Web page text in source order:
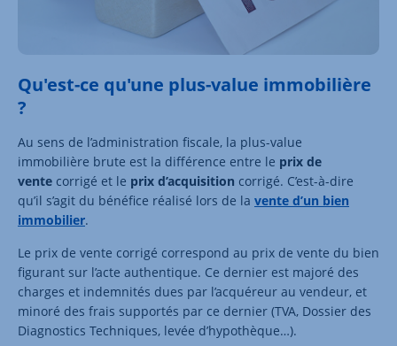
Qu'est-ce qu'une plus-value immobilière
?
Au sens de l’administration fiscale, la plus-value
immobilière brute est la différence entre le prix de
vente corrigé et le prix d’acquisition corrigé. C’est-à-dire
qu’il s’agit du bénéfice réalisé lors de la vente d’un bien
immobilier.
Le prix de vente corrigé correspond au prix de vente du bien
figurant sur l’acte authentique. Ce dernier est majoré des
charges et indemnités dues par l’acquéreur au vendeur, et
minoré des frais supportés par ce dernier (TVA, Dossier des
Diagnostics Techniques, levée d’hypothèque…).